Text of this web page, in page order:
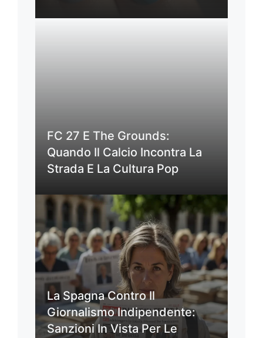
FC 27 E The Grounds:
Quando Il Calcio Incontra La
Strada E La Cultura Pop
La Spagna Contro Il
Giornalismo Indipendente:
Sanzioni In Vista Per Le